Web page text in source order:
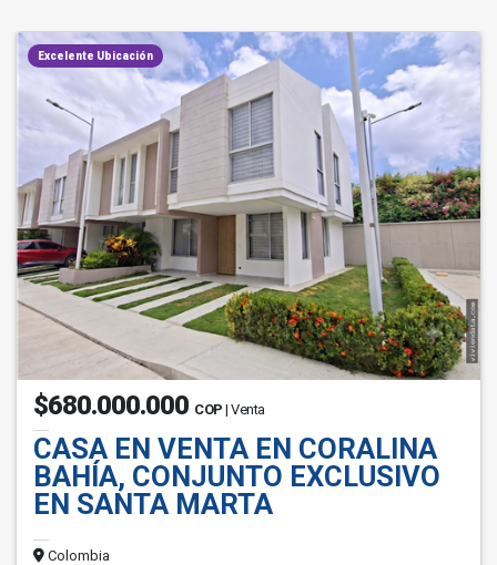
Excelente Ubicación
$680.000.000 COP | Venta
CASA EN VENTA EN CORALINA
BAHÍA, CONJUNTO EXCLUSIVO
EN SANTA MARTA
Colombia